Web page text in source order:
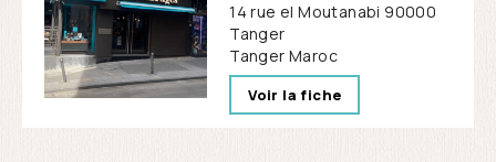
14 rue el Moutanabi 90000
Tanger
Tanger Maroc
Voir la fiche